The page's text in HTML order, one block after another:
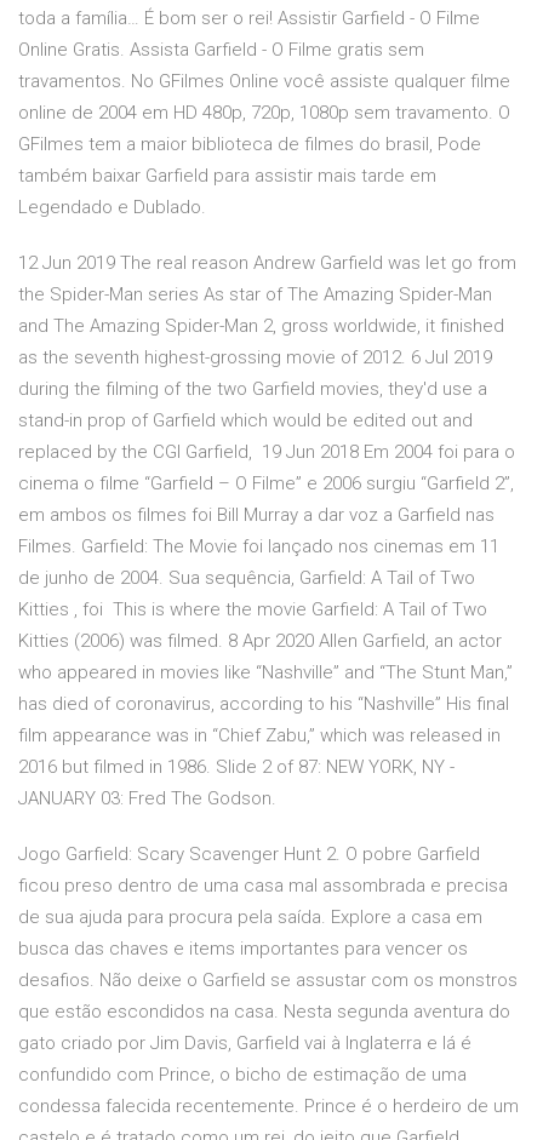
toda a família… É bom ser o rei! Assistir Garfield - O Filme
Online Gratis. Assista Garfield - O Filme gratis sem
travamentos. No GFilmes Online você assiste qualquer filme
online de 2004 em HD 480p, 720p, 1080p sem travamento. O
GFilmes tem a maior biblioteca de filmes do brasil, Pode
também baixar Garfield para assistir mais tarde em
Legendado e Dublado.
12 Jun 2019 The real reason Andrew Garfield was let go from
the Spider-Man series As star of The Amazing Spider-Man
and The Amazing Spider-Man 2, gross worldwide, it finished
as the seventh highest-grossing movie of 2012. 6 Jul 2019
during the filming of the two Garfield movies, they'd use a
stand-in prop of Garfield which would be edited out and
replaced by the CGI Garfield, 19 Jun 2018 Em 2004 foi para o
cinema o filme “Garfield – O Filme” e 2006 surgiu “Garfield 2”,
em ambos os filmes foi Bill Murray a dar voz a Garfield nas
Filmes. Garfield: The Movie foi lançado nos cinemas em 11
de junho de 2004. Sua sequência, Garfield: A Tail of Two
Kitties , foi This is where the movie Garfield: A Tail of Two
Kitties (2006) was filmed. 8 Apr 2020 Allen Garfield, an actor
who appeared in movies like “Nashville” and “The Stunt Man,”
has died of coronavirus, according to his “Nashville” His final
film appearance was in “Chief Zabu,” which was released in
2016 but filmed in 1986. Slide 2 of 87: NEW YORK, NY -
JANUARY 03: Fred The Godson.
Jogo Garfield: Scary Scavenger Hunt 2. O pobre Garfield
ficou preso dentro de uma casa mal assombrada e precisa
de sua ajuda para procura pela saída. Explore a casa em
busca das chaves e items importantes para vencer os
desafios. Não deixe o Garfield se assustar com os monstros
que estão escondidos na casa. Nesta segunda aventura do
gato criado por Jim Davis, Garfield vai à Inglaterra e lá é
confundido com Prince, o bicho de estimação de uma
condessa falecida recentemente. Prince é o herdeiro de um